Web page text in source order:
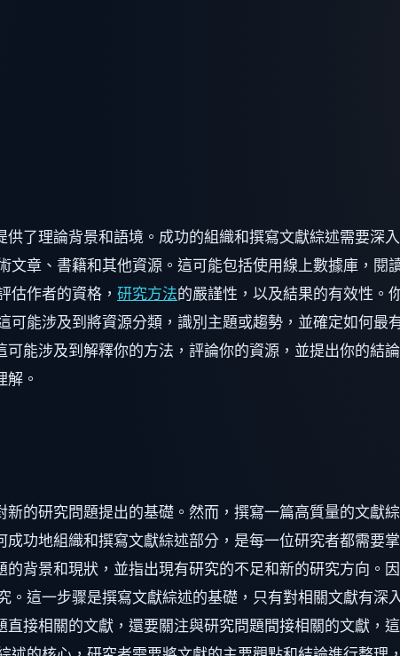
了理論背景和語境。成功的組織和撰寫文獻綜述需要深
章、書籍和其他資源。這可能包括使用線上數據庫，閱
估作者的資格， 研究方法的嚴謹性，以及結果的有效性。
能涉及到將資源分類，識別主題或趨勢，並確定如何最
能涉及到解釋你的方法，評論你的資源，並提出你的結
。
的研究問題提出的基礎。然而，撰寫一篇高質量的文獻
功地組織和撰寫文獻綜述部分，是每一位研究者都需要
背景和現狀，並指出現有研究的不足和新的研究方向。
這一步骤是撰寫文獻綜述的基礎，只有對相關文獻有深
接相關的文獻，還要關注與研究問題間接相關的文獻，